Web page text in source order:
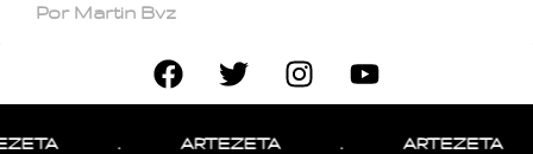
Por Martin Bvz
ARTEZETA ARTEZETA